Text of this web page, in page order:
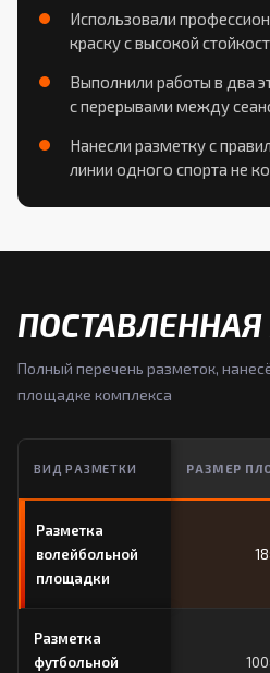
Использовали
краску с высокой
Выполнили работы в два
с перерывами между
Нанесли разметку с
линии одного спорта не
Полный перечень разметок,
площадке комплекса
ВИД РАЗМЕТКИ РАЗМЕР
Разметка
волейбольной
площадки
Разметка
футбольной